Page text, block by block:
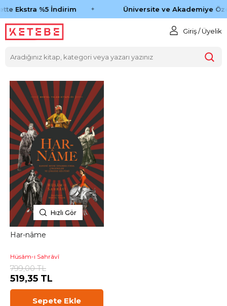
Ekstra %5 İndirim Üniversite ve Akademiye
Giriş / Üyelik
Hızlı Gör
Har-nâme
Hüsâm-ı Sahrâvî
799,00 TL
519,35 TL
Sepete Ekle